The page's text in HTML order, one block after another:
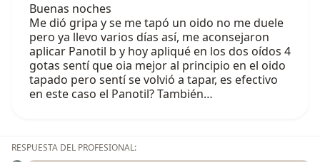
Buenas noches
Me dió gripa y se me tapó un oido no me duele
pero ya llevo varios días así, me aconsejaron
aplicar Panotil b y hoy apliqué en los dos oídos 4
gotas sentí que oia mejor al principio en el oido
tapado pero sentí se volvió a tapar, es efectivo
en este caso el Panotil? También…
RESPUESTA DEL PROFESIONAL: